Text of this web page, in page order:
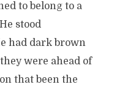
to belong to a
stood
had dark brown
were ahead of
that been the